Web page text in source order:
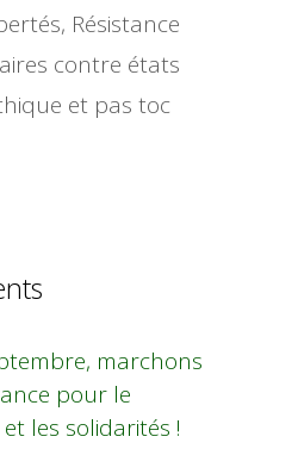
, Résistance
contre états
et pas toc
marchons
pour le
les solidarités !